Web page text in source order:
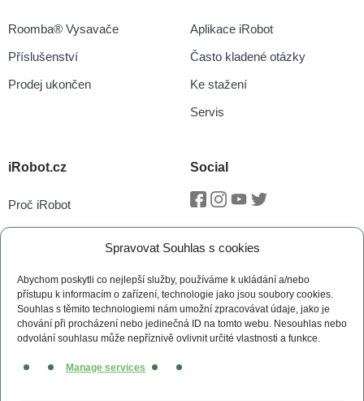
Spravovat Souhlas s cookies
Abychom poskytli co nejlepší služby, používáme k ukládání a/nebo
přístupu k informacím o zařízení, technologie jako jsou soubory cookies.
Souhlas s těmito technologiemi nám umožní zpracovávat údaje, jako je
chování při procházení nebo jedinečná ID na tomto webu. Nesouhlas nebo
odvolání souhlasu může nepříznivě ovlivnit určité vlastnosti a funkce.
Manage services
Roomba® Vysavače
Příslušenství
Prodej ukončen
Aplikace iRobot
Často kladené otázky
Ke stažení
Servis
iRobot.cz
Proč iRobot
iRobot OS
Technologie vSLAM®
Novinky
Tiskové zprávy
Kontakt
Social
Facebook
Instagram
Youtube